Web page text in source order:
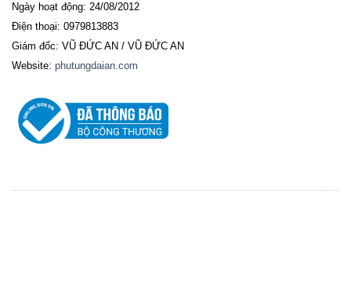
Ngày hoạt động: 24/08/2012
Điện thoại: 0979813883
Giám đốc: VŨ ĐỨC AN / VŨ ĐỨC AN
Website: phutungdaian.com